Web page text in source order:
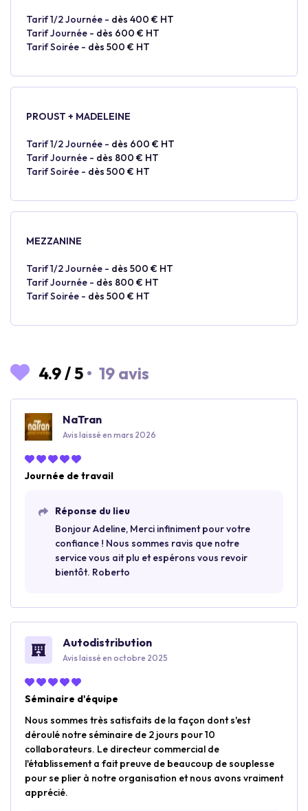
Tarif 1/2 Journée - dès 400 € HT
Tarif Journée - dès 600 € HT
Tarif Soirée - dès 500 € HT
PROUST + MADELEINE
Tarif 1/2 Journée - dès 600 € HT
Tarif Journée - dès 800 € HT
Tarif Soirée - dès 500 € HT
MEZZANINE
Tarif 1/2 Journée - dès 500 € HT
Tarif Journée - dès 800 € HT
Tarif Soirée - dès 500 € HT
4.9/5 • 19 avis
NaTran
Avis laissé en mars 2026
Journée de travail
Réponse du lieu
Bonjour Adeline, Merci infiniment pour votre
confiance ! Nous sommes ravis que notre
service vous ait plu et espérons vous revoir
bientôt. Roberto
Autodistribution
Avis laissé en octobre 2025
Séminaire d'équipe
Nous sommes très satisfaits de la façon dont s'est
déroulé notre séminaire de 2 jours pour 10
collaborateurs. Le directeur commercial de
l'établissement a fait preuve de beaucoup de souplesse
pour se plier à notre organisation et nous avons vraiment
apprécié.